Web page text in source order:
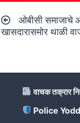
navigation
ओबीसी समाजाचे
खासदारासमोर थाळी
वाचक तक्रार
Police